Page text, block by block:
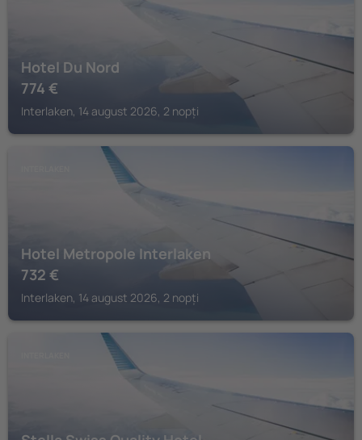
Hotel Du Nord
774 €
Interlaken, 14 august 2026, 2 nopți
Hotel Metropole Interlaken
732 €
Interlaken, 14 august 2026, 2 nopți